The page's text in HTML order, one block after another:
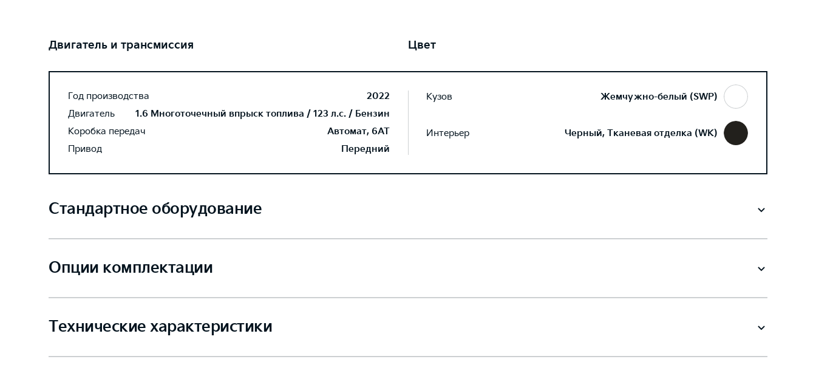
Двигатель и трансмиссия
Год производства
2022
Двигатель
1.6 Многоточечный впрыск топлива / 123 л.с. / Бензин
Коробка передач
Автомат, 6AT
Привод
Передний
Цвет
Кузов Жемчужно-белый (SWP)
Интерьер Черный, Тканевая отделка (WK)
Стандартное оборудование
Опции комплектации
Технические характеристики